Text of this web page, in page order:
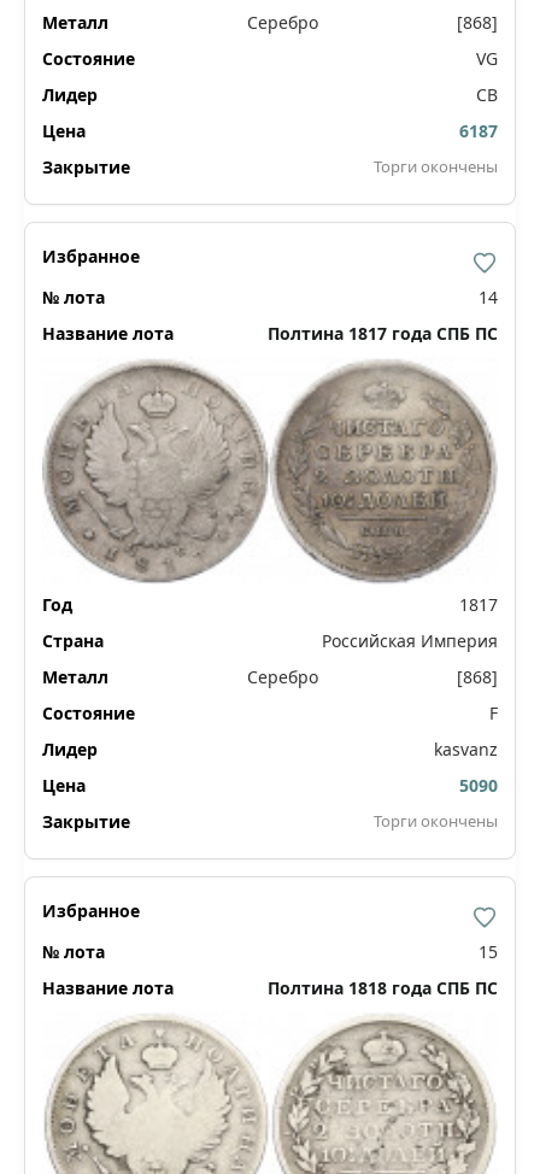
Серебро
[868]
VG
СВ
6187
Торги окончены
14
Полтина 1817 года СПБ ПС
1817
Российская Империя
Серебро
[868]
F
kasvanz
5090
Торги окончены
15
Полтина 1818 года СПБ ПС